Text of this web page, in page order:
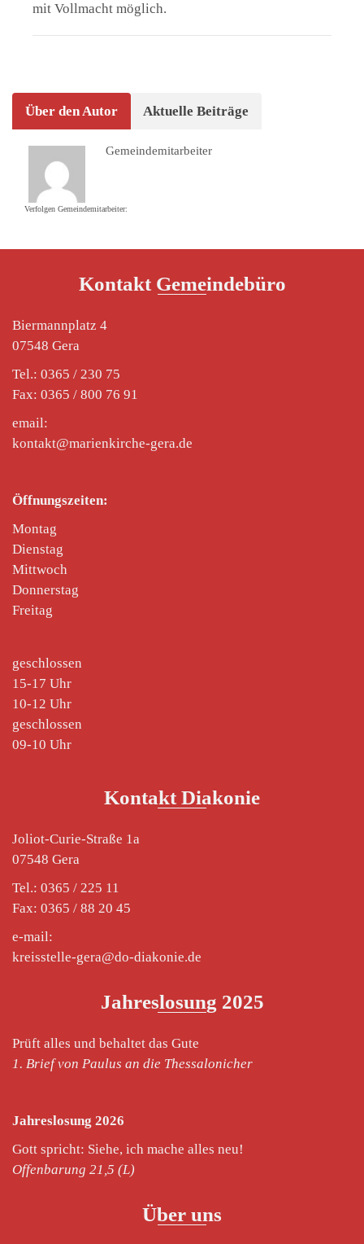
mit Vollmacht möglich.
Über den Autor Aktuelle Beiträge
Verfolgen Gemeindemitarbeiter:
Gemeindemitarbeiter
Kontakt Gemeindebüro
Biermannplatz 4
07548 Gera
Tel.: 0365 / 230 75
Fax: 0365 / 800 76 91
email:
kontakt@marienkirche-gera.de
Öffnungszeiten:
Montag
Dienstag
Mittwoch
Donnerstag
Freitag
geschlossen
15-17 Uhr
10-12 Uhr
geschlossen
09-10 Uhr
Kontakt Diakonie
Joliot-Curie-Straße 1a
07548 Gera
Tel.: 0365 / 225 11
Fax: 0365 / 88 20 45
e-mail:
kreisstelle-gera@do-diakonie.de
Jahreslosung 2025
Prüft alles und behaltet das Gute
1. Brief von Paulus an die Thessalonicher
Jahreslosung 2026
Gott spricht: Siehe, ich mache alles neu!
Offenbarung 21,5 (L)
Über uns